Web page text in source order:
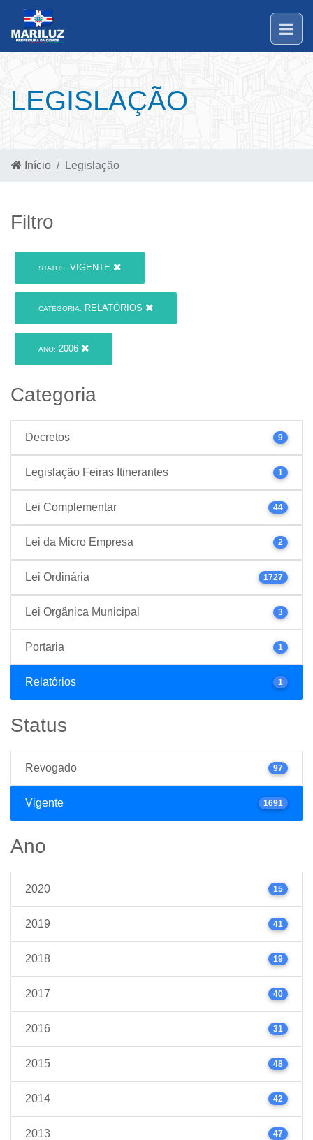
LEGISLAÇÃO
Início Legislação
Filtro
STATUS: VIGENTE
CATEGORIA: RELATÓRIOS
ANO: 2006
Categoria
Decretos 9
Legislação Feiras Itinerantes 1
Lei Complementar 44
Lei da Micro Empresa 2
Lei Ordinária 1727
Lei Orgânica Municipal 3
Portaria 1
Relatórios 1
Status
Revogado 97
Vigente 1691
Ano
2020 15
2019 41
2018 19
2017 40
2016 31
2015 48
2014 42
2013 47